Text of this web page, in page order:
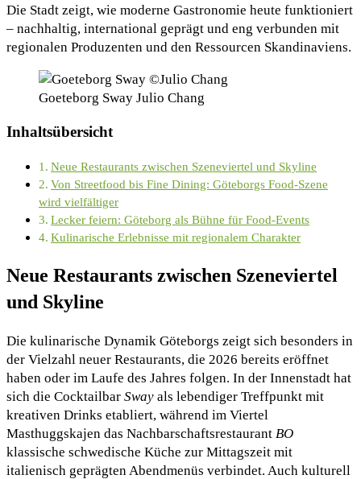
Die Stadt zeigt, wie moderne Gastronomie heute funktioniert
– nachhaltig, international geprägt und eng verbunden mit
regionalen Produzenten und den Ressourcen Skandinaviens.
Goeteborg Sway Julio Chang
Inhaltsübersicht
Neue Restaurants zwischen Szeneviertel und Skyline
Von Streetfood bis Fine Dining: Göteborgs Food-Szene
wird vielfältiger
Lecker feiern: Göteborg als Bühne für Food-Events
Kulinarische Erlebnisse mit regionalem Charakter
Neue Restaurants zwischen Szeneviertel
und Skyline
Die kulinarische Dynamik Göteborgs zeigt sich besonders in
der Vielzahl neuer Restaurants, die 2026 bereits eröffnet
haben oder im Laufe des Jahres folgen. In der Innenstadt hat
sich die Cocktailbar Sway als lebendiger Treffpunkt mit
kreativen Drinks etabliert, während im Viertel
Masthuggskajen das Nachbarschaftsrestaurant BO
klassische schwedische Küche zur Mittagszeit mit
italienisch geprägten Abendmenüs verbindet. Auch kulturell